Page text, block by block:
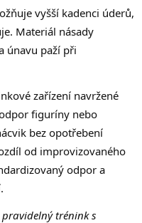
vyšší kadenci úderů,
Materiál násady
únavu paží při
zařízení navržené
figuríny nebo
bez opotřebení
od improvizovaného
odpor a
trénink s